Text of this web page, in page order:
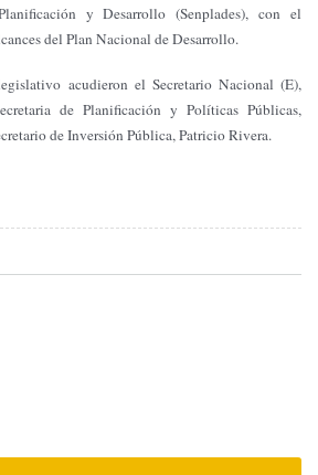
y Desarrollo (Senplades), con el
del Plan Nacional de Desarrollo.
acudieron el Secretario Nacional (E),
de Planificación y Políticas Públicas,
de Inversión Pública, Patricio Rivera.